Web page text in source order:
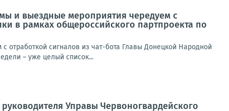
и выездные мероприятия чередуем с
в рамках общероссийского партпроекта по
сигналов из чат-бота Главы Донецкой Народной
– уже целый список...
Управы Червоногвардейского